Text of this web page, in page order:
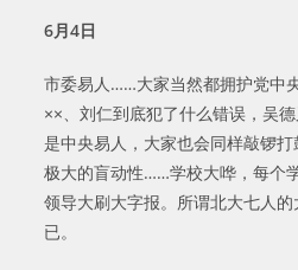
6月4日
市委易人……大家当然都拥护党中
××、刘仁到底犯了什么错误，吴
是中央易人，大家也会同样敲
极大的盲动性……学校大哗，每个
领导大刷大字报。所谓北大七人
已。